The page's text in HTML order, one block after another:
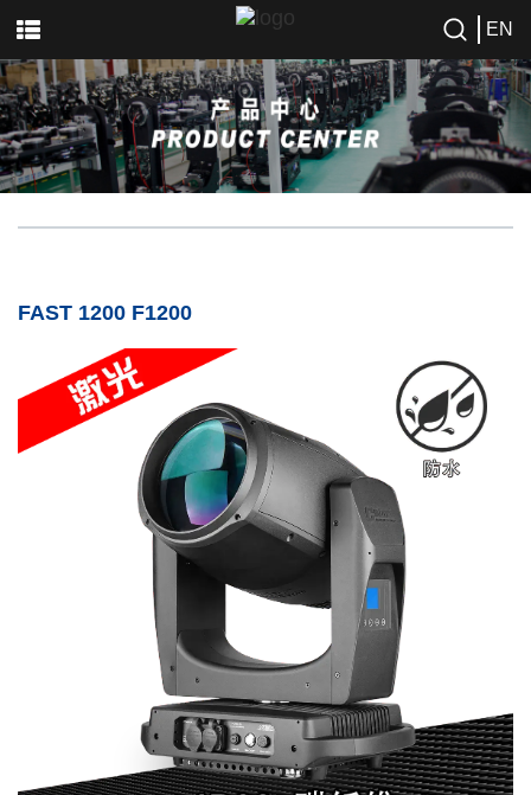
EN
FAST 1200 F1200